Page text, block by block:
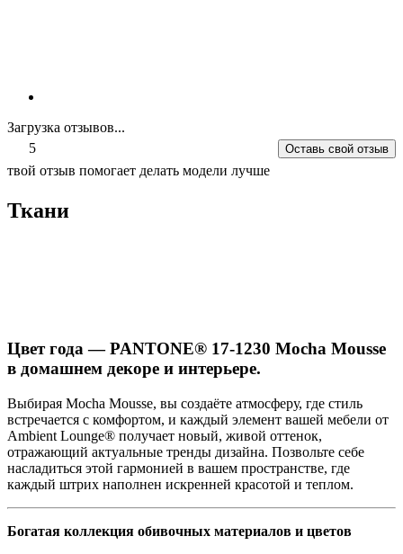
Загрузка отзывов...
5
Оставь свой отзыв
твой отзыв помогает делать модели лучше
Ткани
Цвет года — PANTONE® 17-1230 Mocha Mousse
в домашнем декоре и интерьере.
Выбирая Mocha Mousse, вы создаёте атмосферу, где стиль
встречается с комфортом, и каждый элемент вашей мебели от
Ambient Lounge® получает новый, живой оттенок,
отражающий актуальные тренды дизайна. Позвольте себе
насладиться этой гармонией в вашем пространстве, где
каждый штрих наполнен искренней красотой и теплом.
Богатая коллекция обивочных материалов и цветов